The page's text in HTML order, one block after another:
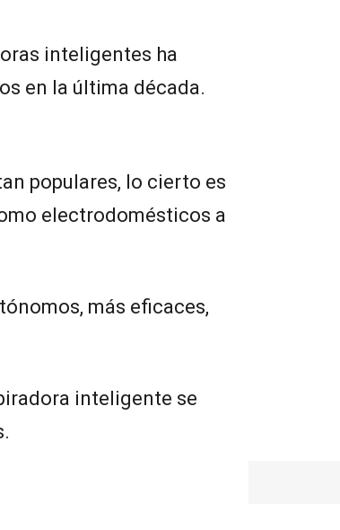
inteligentes ha
en la última década.
populares, lo cierto es
electrodomésticos a
más eficaces,
inteligente se